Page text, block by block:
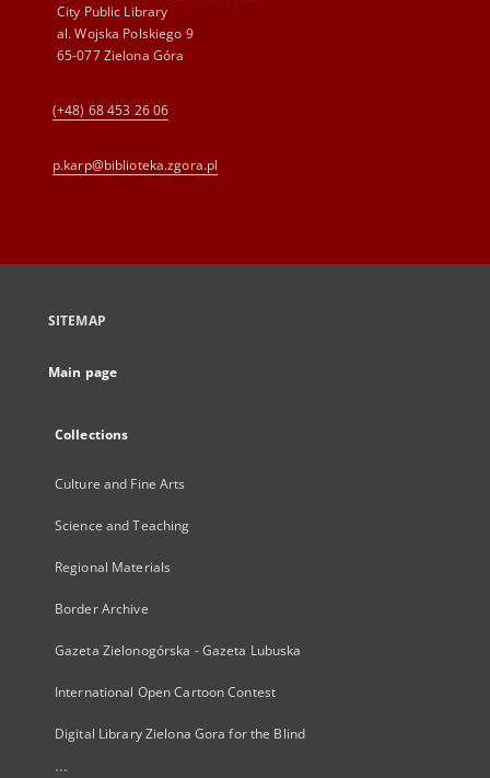
City Public Library
al. Wojska Polskiego 9
65-077 Zielona Góra
(+48) 68 453 26 06
p.karp@biblioteka.zgora.pl
SITEMAP
Main page
Collections
Culture and Fine Arts
Science and Teaching
Regional Materials
Border Archive
Gazeta Zielonogórska - Gazeta Lubuska
International Open Cartoon Contest
Digital Library Zielona Gora for the Blind
...